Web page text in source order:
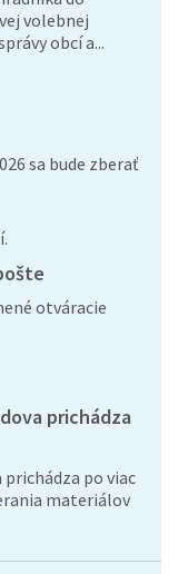
volebnej
obcí a...
sa bude zberať
otváracie
prichádza
po viac
materiálov